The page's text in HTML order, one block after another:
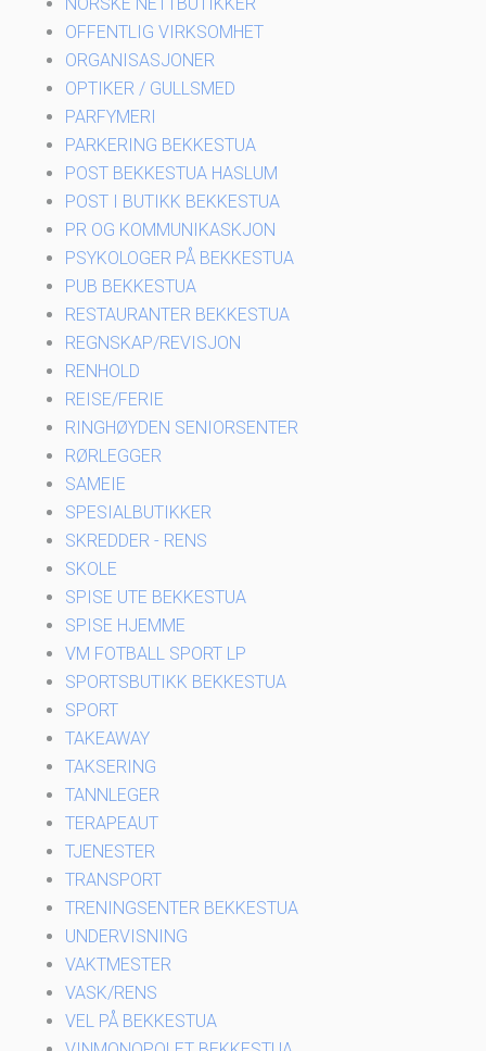
OFFENTLIG VIRKSOMHET
ORGANISASJONER
OPTIKER / GULLSMED
PARFYMERI
PARKERING BEKKESTUA
POST BEKKESTUA HASLUM
POST I BUTIKK BEKKESTUA
PR OG KOMMUNIKASKJON
PSYKOLOGER PÅ BEKKESTUA
PUB BEKKESTUA
RESTAURANTER BEKKESTUA
REGNSKAP/REVISJON
RENHOLD
REISE/FERIE
RINGHØYDEN SENIORSENTER
RØRLEGGER
SAMEIE
SPESIALBUTIKKER
SKREDDER - RENS
SKOLE
SPISE UTE BEKKESTUA
SPISE HJEMME
VM FOTBALL SPORT LP
SPORTSBUTIKK BEKKESTUA
SPORT
TAKEAWAY
TAKSERING
TANNLEGER
TERAPEAUT
TJENESTER
TRANSPORT
TRENINGSENTER BEKKESTUA
UNDERVISNING
VAKTMESTER
VASK/RENS
VEL PÅ BEKKESTUA